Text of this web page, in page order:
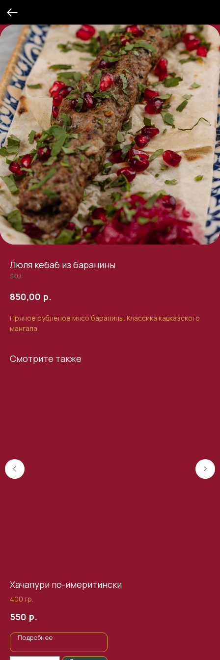
Люля кебаб из баранины
SKU:
850,00 р.
Пряное рубленое мясо баранины. Классика кавказского
мангала
Смотрите также
Хачапури по-имеритински
400 гр.
550 р.
Подробнее